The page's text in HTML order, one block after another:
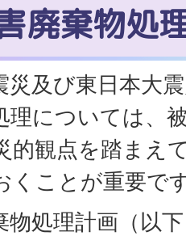
廃棄物処
災及び東日本大
理については、
的観点を踏まえ
くことが重要で
物処理計画（以